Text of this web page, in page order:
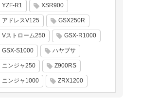
YZF-R1 XSR900
アドレスV125 GSX250R
Vストローム250 GSX-R1000
GSX-S1000 ハヤブサ
ニンジャ250 Z900RS
ニンジャ1000 ZRX1200